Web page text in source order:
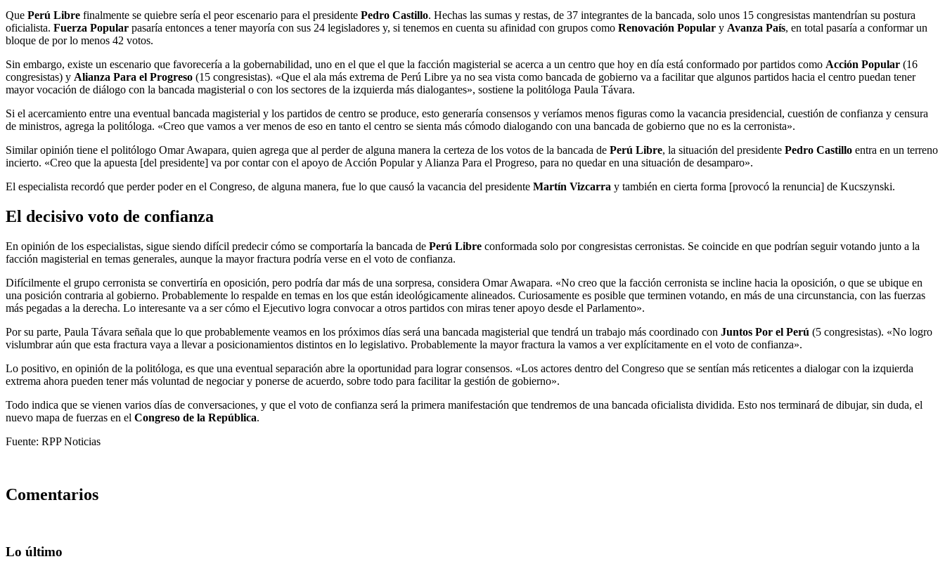
Que Perú Libre finalmente se quiebre sería el peor escenario para el presidente Pedro Castillo. Hechas las sumas y restas, de 37 integrantes de la bancada, solo unos 15 congresistas mantendrían su postura
oficialista. Fuerza Popular pasaría entonces a tener mayoría con sus 24 legisladores y, si tenemos en cuenta su afinidad con grupos como Renovación Popular y Avanza País, en total pasaría a conformar un
bloque de por lo menos 42 votos.
Sin embargo, existe un escenario que favorecería a la gobernabilidad, uno en el que el que la facción magisterial se acerca a un centro que hoy en día está conformado por partidos como Acción Popular (16
congresistas) y Alianza Para el Progreso (15 congresistas). «Que el ala más extrema de Perú Libre ya no sea vista como bancada de gobierno va a facilitar que algunos partidos hacia el centro puedan tener
mayor vocación de diálogo con la bancada magisterial o con los sectores de la izquierda más dialogantes», sostiene la politóloga Paula Távara.
Si el acercamiento entre una eventual bancada magisterial y los partidos de centro se produce, esto generaría consensos y veríamos menos figuras como la vacancia presidencial, cuestión de confianza y censura
de ministros, agrega la politóloga. «Creo que vamos a ver menos de eso en tanto el centro se sienta más cómodo dialogando con una bancada de gobierno que no es la cerronista».
Similar opinión tiene el politólogo Omar Awapara, quien agrega que al perder de alguna manera la certeza de los votos de la bancada de Perú Libre, la situación del presidente Pedro Castillo entra en un terreno
incierto. «Creo que la apuesta [del presidente] va por contar con el apoyo de Acción Popular y Alianza Para el Progreso, para no quedar en una situación de desamparo».
El especialista recordó que perder poder en el Congreso, de alguna manera, fue lo que causó la vacancia del presidente Martín Vizcarra y también en cierta forma [provocó la renuncia] de Kucszynski.
El decisivo voto de confianza
En opinión de los especialistas, sigue siendo difícil predecir cómo se comportaría la bancada de Perú Libre conformada solo por congresistas cerronistas. Se coincide en que podrían seguir votando junto a la
facción magisterial en temas generales, aunque la mayor fractura podría verse en el voto de confianza.
Difícilmente el grupo cerronista se convertiría en oposición, pero podría dar más de una sorpresa, considera Omar Awapara. «No creo que la facción cerronista se incline hacia la oposición, o que se ubique en
una posición contraria al gobierno. Probablemente lo respalde en temas en los que están ideológicamente alineados. Curiosamente es posible que terminen votando, en más de una circunstancia, con las fuerzas
más pegadas a la derecha. Lo interesante va a ser cómo el Ejecutivo logra convocar a otros partidos con miras tener apoyo desde el Parlamento».
Por su parte, Paula Távara señala que lo que probablemente veamos en los próximos días será una bancada magisterial que tendrá un trabajo más coordinado con Juntos Por el Perú (5 congresistas). «No logro
vislumbrar aún que esta fractura vaya a llevar a posicionamientos distintos en lo legislativo. Probablemente la mayor fractura la vamos a ver explícitamente en el voto de confianza».
Lo positivo, en opinión de la politóloga, es que una eventual separación abre la oportunidad para lograr consensos. «Los actores dentro del Congreso que se sentían más reticentes a dialogar con la izquierda
extrema ahora pueden tener más voluntad de negociar y ponerse de acuerdo, sobre todo para facilitar la gestión de gobierno».
Todo indica que se vienen varios días de conversaciones, y que el voto de confianza será la primera manifestación que tendremos de una bancada oficialista dividida. Esto nos terminará de dibujar, sin duda, el
nuevo mapa de fuerzas en el Congreso de la República.
Fuente: RPP Noticias
Comentarios
Lo último